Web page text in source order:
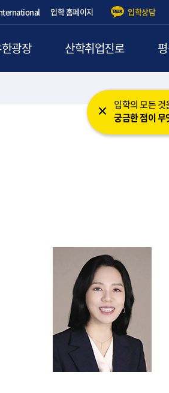
입학 홈페이지 입학상담
광장 산학취업진로
입학의 모든
궁금한 점이 무